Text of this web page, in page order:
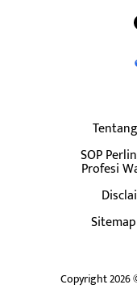
SOP
Profesi
Copyright 2026